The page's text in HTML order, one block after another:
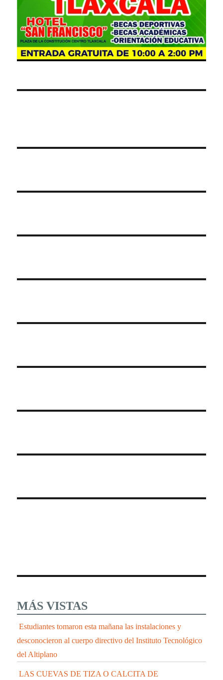
MÁS VISTAS
Estudiantes tomaron esta mañana las instalaciones y
desconocieron al cuerpo directivo del Instituto Tecnológico
del Altiplano
LAS CUEVAS DE TIZA O CALCITA DE